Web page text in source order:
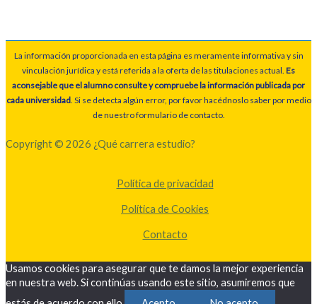
La información proporcionada en esta página es meramente informativa y sin
vinculación jurídica y está referida a la oferta de las titulaciones actual. Es
aconsejable que el alumno consulte y compruebe la información publicada por
cada universidad. Si se detecta algún error, por favor hacédnoslo saber por medio
de nuestro formulario de contacto.
Copyright © 2026 ¿Qué carrera estudio?
Política de privacidad
Política de Cookies
Contacto
Usamos cookies para asegurar que te damos la mejor experiencia
en nuestra web. Si continúas usando este sitio, asumiremos que